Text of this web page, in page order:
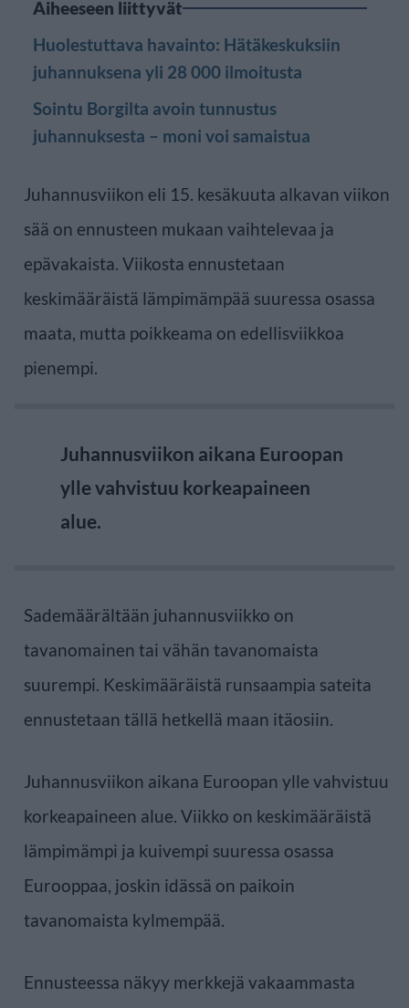
Aiheeseen liittyvät
Huolestuttava havainto: Hätäkeskuksiin
juhannuksena yli 28 000 ilmoitusta
Sointu Borgilta avoin tunnustus
juhannuksesta – moni voi samaistua
Juhannusviikon eli 15. kesäkuuta alkavan viikon
sää on ennusteen mukaan vaihtelevaa ja
epävakaista. Viikosta ennustetaan
keskimääräistä lämpimämpää suuressa osassa
maata, mutta poikkeama on edellisviikkoa
pienempi.
Juhannusviikon aikana Euroopan
ylle vahvistuu korkeapaineen
alue.
Sademäärältään juhannusviikko on
tavanomainen tai vähän tavanomaista
suurempi. Keskimääräistä runsaampia sateita
ennustetaan tällä hetkellä maan itäosiin.
Juhannusviikon aikana Euroopan ylle vahvistuu
korkeapaineen alue. Viikko on keskimääräistä
lämpimämpi ja kuivempi suuressa osassa
Eurooppaa, joskin idässä on paikoin
tavanomaista kylmempää.
Ennusteessa näkyy merkkejä vakaammasta